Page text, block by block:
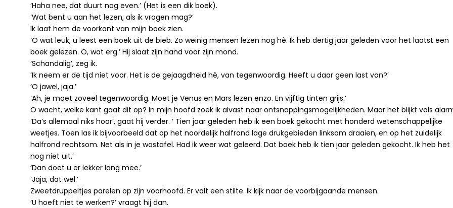
‘Haha nee, dat duurt nog even.’ (Het is een dik boek).
‘Wat bent u aan het lezen, als ik vragen mag?’
Ik laat hem de voorkant van mijn boek zien.
‘O wat leuk, u leest een boek uit de bieb. Zo weinig mensen lezen nog hè. Ik heb dertig jaar geleden voor het laatst een
boek gelezen. O, wat erg.’ Hij slaat zijn hand voor zijn mond.
‘Schandalig’, zeg ik.
‘Ik neem er de tijd niet voor. Het is de gejaagdheid hè, van tegenwoordig. Heeft u daar geen last van?’
‘O jawel, jaja.’
‘Ah, je moet zoveel tegenwoordig. Moet je Venus en Mars lezen enzo. En vijftig tinten grijs.’
O wacht, welke kant gaat dit op? In mijn hoofd zoek ik alvast naar ontsnappingsmogelijkheden. Maar het blijkt vals
‘Da’s allemaal niks hoor’, gaat hij verder. ‘ Tien jaar geleden heb ik een boek gekocht met honderd wetenschappelijke
weetjes. Toen las ik bijvoorbeeld dat op het noordelijk halfrond lage drukgebieden linksom draaien, en op het zuidelijk
halfrond rechtsom. Net als in je wastafel. Had ik weer wat geleerd. Dat boek heb ik tien jaar geleden gekocht. Ik heb het
nog niet uit.’
‘Dan doet u er lekker lang mee.’
‘Jaja, dat wel.’
Zweetdruppeltjes parelen op zijn voorhoofd. Er valt een stilte. Ik kijk naar de voorbijgaande mensen.
‘U hoeft niet te werken?’ vraagt hij dan.